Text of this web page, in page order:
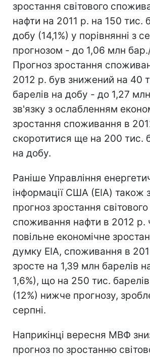
зростання світового
нафти на 2011 р. на 150 тис.
добу (14,1%) у порівнянні з
прогнозом - до 1,06 млн
Прогноз зростання
2012 р. був знижений на 40
барелів на добу - до 1,27
зв'язку з ослабленням
зростання споживання в
скоротитися ще на 200 тис.
на добу.
Раніше Управління
інформації США (EIA) також
прогноз зростання світового
споживання нафти в 2012 р.
повільне економічне
думку EIA, споживання в
зросте на 1,39 млн барелів
1,6%), що на 250 тис.
(12%) нижче прогнозу,
серпні.
Наприкінці вересня МВФ
прогноз по зростанню